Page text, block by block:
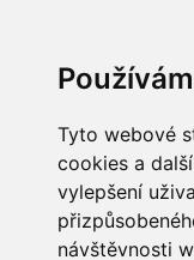
Tyto webové
cookies a
vylepšení
návštěvnosti